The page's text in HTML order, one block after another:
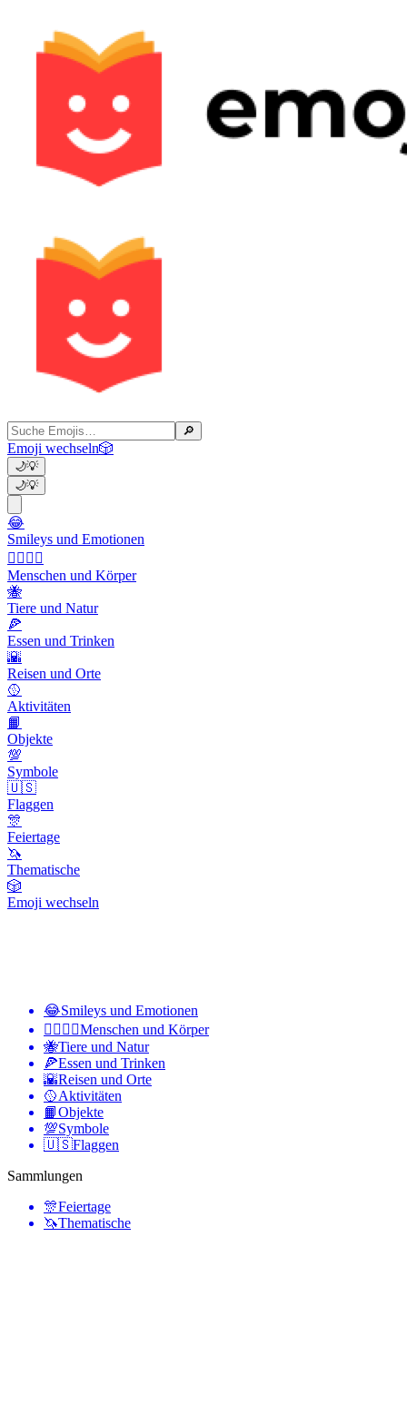
🔎
Emoji wechseln🎲
🌙💡
🌙💡
😂
Smileys und Emotionen
👩‍❤️‍💋‍👨
Menschen und Körper
🐝
Tiere und Natur
🍕
Essen und Trinken
🌇
Reisen und Orte
🥎
Aktivitäten
📙
Objekte
💯
Symbole
🇺🇸
Flaggen
🎊
Feiertage
🦄
Thematische
🎲
Emoji wechseln
😂Smileys und Emotionen
👩‍❤️‍💋‍👨Menschen und Körper
🐝Tiere und Natur
🍕Essen und Trinken
🌇Reisen und Orte
🥎Aktivitäten
📙Objekte
💯Symbole
🇺🇸Flaggen
Sammlungen
🎊Feiertage
🦄Thematische